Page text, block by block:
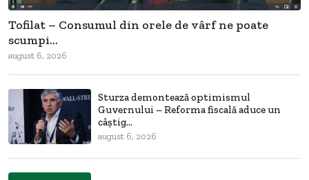
Tofilat – Consumul din orele de vârf ne poate
scumpi...
august 6, 2026
Sturza demontează optimismul
Guvernului – Reforma fiscală aduce un
câștig...
august 6, 2026